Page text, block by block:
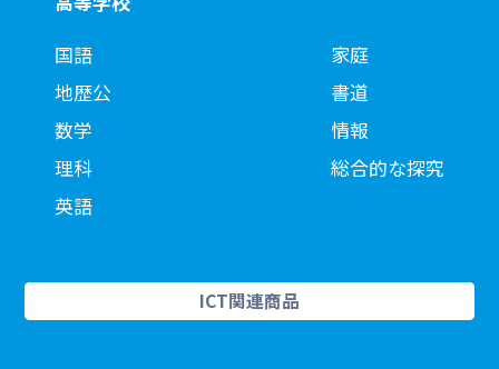
国語
地歴公
数学
理科
英語
家庭
書道
情報
総合的な探究
ICT関連商品